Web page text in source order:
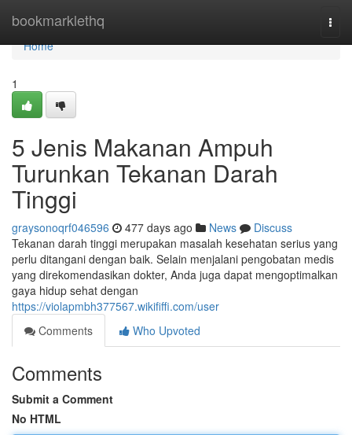
bookmarklethq
Home
Home
1
5 Jenis Makanan Ampuh
Turunkan Tekanan Darah
Tinggi
graysonoqrf046596 477 days ago News
Discuss
Tekanan darah tinggi merupakan masalah kesehatan serius yang
perlu ditangani dengan baik. Selain menjalani pengobatan medis
yang direkomendasikan dokter, Anda juga dapat mengoptimalkan
gaya hidup sehat dengan
https://violapmbh377567.wikififfi.com/user
Comments
Who Upvoted
Comments
Submit a Comment
No HTML